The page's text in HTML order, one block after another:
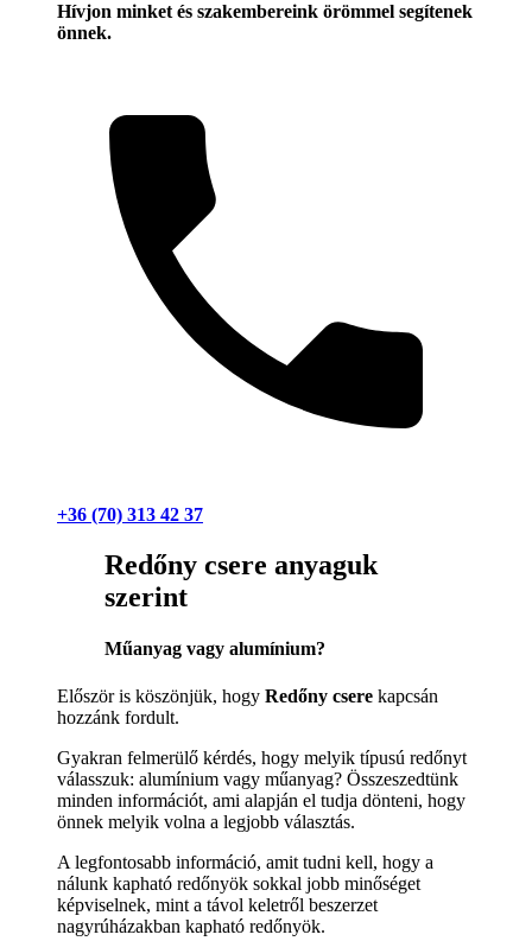
Hívjon minket és szakembereink örömmel segítenek
önnek.
+36 (70) 313 42 37
Redőny csere anyaguk
szerint
Műanyag vagy alumínium?
Először is köszönjük, hogy Redőny csere kapcsán
hozzánk fordult.
Gyakran felmerülő kérdés, hogy melyik típusú redőnyt
válasszuk: alumínium vagy műanyag? Összeszedtünk
minden információt, ami alapján el tudja dönteni, hogy
önnek melyik volna a legjobb választás.
A legfontosabb információ, amit tudni kell, hogy a
nálunk kapható redőnyök sokkal jobb minőséget
képviselnek, mint a távol keletről beszerzet
nagyrúházakban kapható redőnyök.